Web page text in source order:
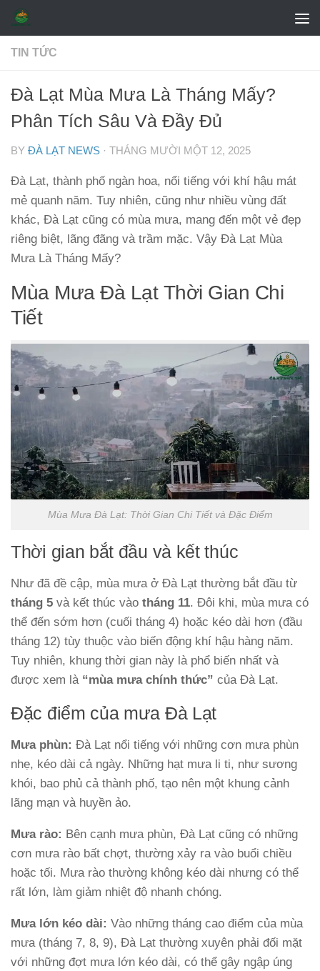
Skip to content
TIN TỨC
Đà Lạt Mùa Mưa Là Tháng Mấy?
Phân Tích Sâu Và Đầy Đủ
BY ĐÀ LẠT NEWS · THÁNG MƯỜI MỘT 12, 2025
Đà Lạt, thành phố ngàn hoa, nổi tiếng với khí hậu mát
mẻ quanh năm. Tuy nhiên, cũng như nhiều vùng đất
khác, Đà Lạt cũng có mùa mưa, mang đến một vẻ đẹp
riêng biệt, lãng đãng và trầm mặc. Vậy Đà Lạt Mùa
Mưa Là Tháng Mấy?
Mùa Mưa Đà Lạt Thời Gian Chi
Tiết
Mùa Mưa Đà Lạt: Thời Gian Chi Tiết và Đặc Điểm
Thời gian bắt đầu và kết thúc
Như đã đề cập, mùa mưa ở Đà Lạt thường bắt đầu từ
tháng 5 và kết thúc vào tháng 11. Đôi khi, mùa mưa có
thể đến sớm hơn (cuối tháng 4) hoặc kéo dài hơn (đầu
tháng 12) tùy thuộc vào biến động khí hậu hàng năm.
Tuy nhiên, khung thời gian này là phổ biến nhất và
được xem là “mùa mưa chính thức” của Đà Lạt.
Đặc điểm của mưa Đà Lạt
Mưa phùn: Đà Lạt nổi tiếng với những cơn mưa phùn
nhẹ, kéo dài cả ngày. Những hạt mưa li ti, như sương
khói, bao phủ cả thành phố, tạo nên một khung cảnh
lãng mạn và huyền ảo.
Mưa rào: Bên cạnh mưa phùn, Đà Lạt cũng có những
cơn mưa rào bất chợt, thường xảy ra vào buổi chiều
hoặc tối. Mưa rào thường không kéo dài nhưng có thể
rất lớn, làm giảm nhiệt độ nhanh chóng.
Mưa lớn kéo dài: Vào những tháng cao điểm của mùa
mưa (tháng 7, 8, 9), Đà Lạt thường xuyên phải đối mặt
với những đợt mưa lớn kéo dài, có thể gây ngập úng